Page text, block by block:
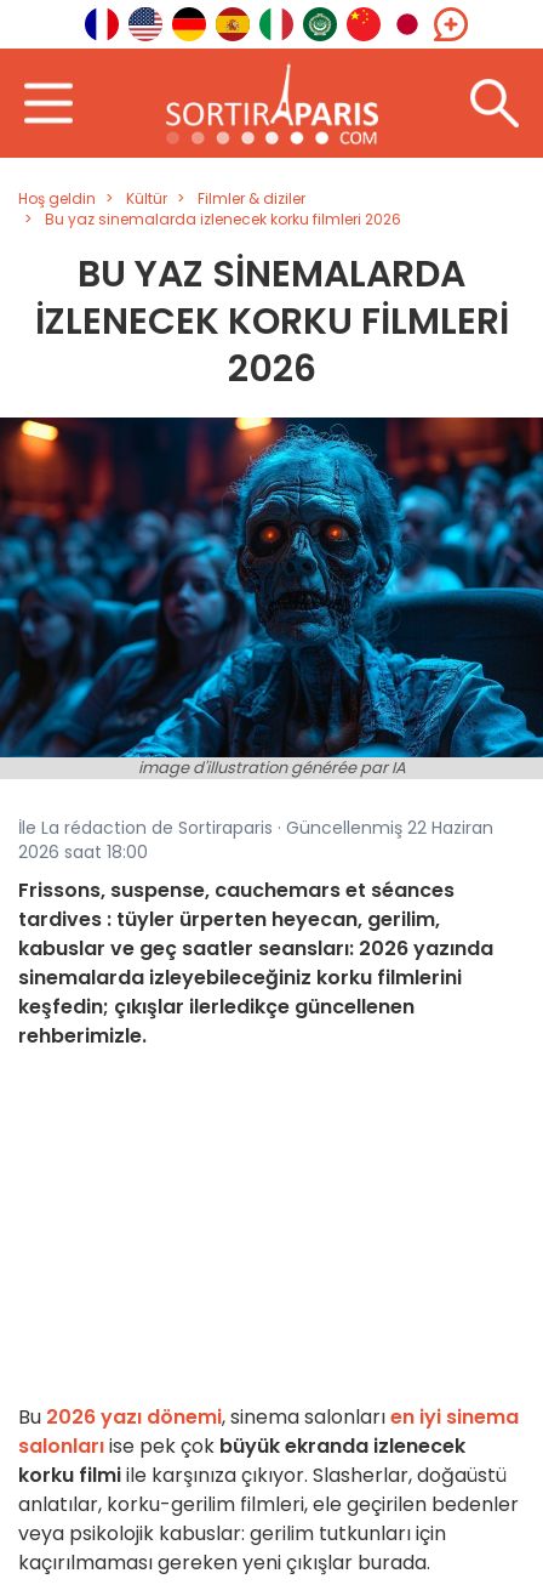
Hoş geldin Kültür
Filmler & diziler
Bu yaz sinemalarda izlenecek korku filmleri 2026
BU YAZ SINEMALARDA
IZLENECEK KORKU FILMLERI
2026
image d'illustration générée par IA
İle La rédaction de Sortiraparis · Güncellenmiş 22 Haziran
2026 saat 18:00
Frissons, suspense, cauchemars et séances
tardives : tüyler ürperten heyecan, gerilim,
kabuslar ve geç saatler seansları: 2026 yazında
sinemalarda izleyebileceğiniz korku filmlerini
keşfedin; çıkışlar ilerledikçe güncellenen
rehberimizle.
Bu 2026 yazı dönemi, sinema salonlarıen iyi sinema
salonlarıise pek çok büyük ekranda izlenecek
korku filmiile karşınıza çıkıyor. Slasherlar, doğaüstü
anlatılar, korku-gerilim filmleri, ele geçirilen bedenler
veya psikolojik kabuslar: gerilim tutkunları için
kaçırılmaması gereken yeni çıkışlar burada.